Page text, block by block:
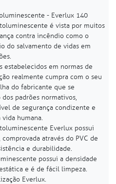
- Everlux 140
é vista por muitos
contra incêndio como o
do salvamento de vidas em
estabelecidos em normas de
realmente cumpra com o seu
do fabricante que se
padrões normativos,
de segurança condizente e
humana.
Everlux possui
através do PVC de
e durabilidade.
possui a densidade
e é de fácil limpeza.
Everlux.